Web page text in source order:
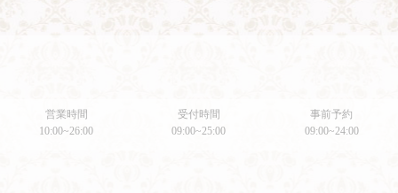
営業時間
10:00~26:00
受付時間
09:00~25:00
事前予約
09:00~24:00